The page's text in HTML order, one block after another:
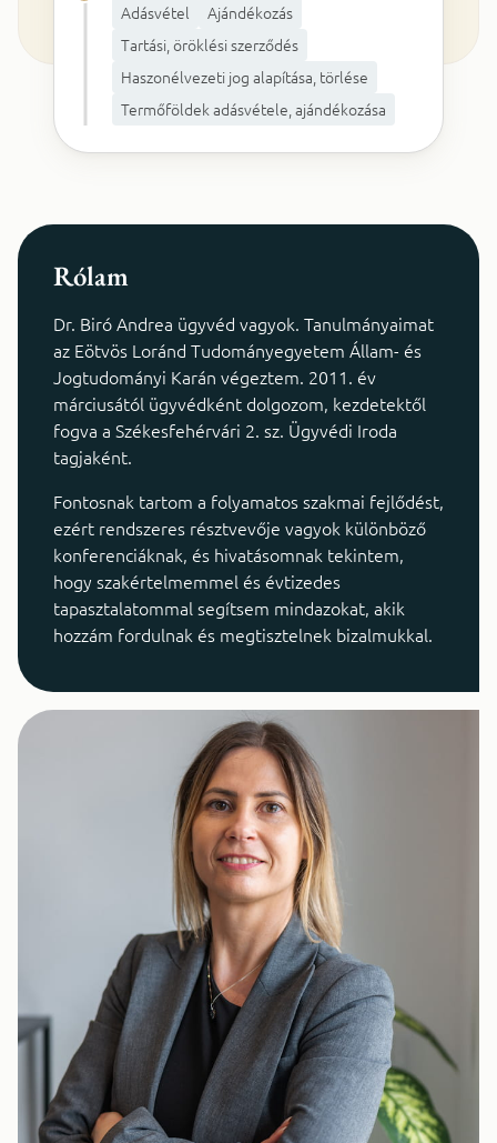
Adásvétel
Ajándékozás
Tartási, öröklési szerződés
Haszonélvezeti jog alapítása, törlése
Termőföldek adásvétele, ajándékozása
Rólam
Dr. Biró Andrea ügyvéd vagyok. Tanulmányaimat
az Eötvös Loránd Tudományegyetem Állam- és
Jogtudományi Karán végeztem. 2011. év
márciusától ügyvédként dolgozom, kezdetektől
fogva a Székesfehérvári 2. sz. Ügyvédi Iroda
tagjaként.
Fontosnak tartom a folyamatos szakmai fejlődést,
ezért rendszeres résztvevője vagyok különböző
konferenciáknak, és hivatásomnak tekintem,
hogy szakértelmemmel és évtizedes
tapasztalatommal segítsem mindazokat, akik
hozzám fordulnak és megtisztelnek bizalmukkal.